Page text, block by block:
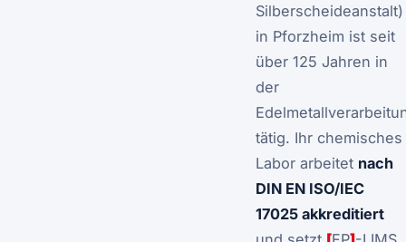
Silberscheideanstalt)
in Pforzheim ist seit
über 125 Jahren in
der
tätig. Ihr chemisches
Labor arbeitet nach
DIN EN ISO/IEC
17025 akkreditiert